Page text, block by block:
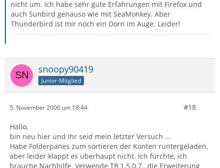
nicht um. Ich habe sehr gute Erfahrungen mit Firefox und
auch Sunbird genauso wie mit SeaMonkey. Aber
Thunderbird ist mir noch ein Dorn im Auge. Leider!
snoopy90419
Junior-Mitglied
5. November 2006 um 18:44 #18
Hallo,
bin neu hier und Ihr seid mein letzter Versuch ...
Habe Folderpanes zum sortieren der Konten runtergeladen,
aber leider klappt es überhaupt nicht. Ich fürchte, ich
brauche Nachhilfe. Verwende TB 1.5.0.7., die Erweiterung